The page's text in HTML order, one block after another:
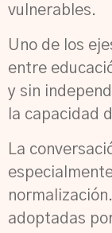
vulnerables.
Uno de los
entre
y sin
la capacidad
La
adoptadas